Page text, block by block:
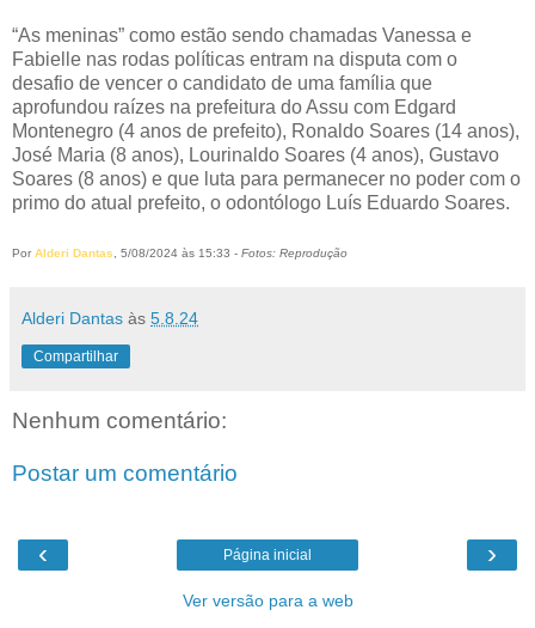
“As meninas” como estão sendo chamadas Vanessa e
Fabielle nas rodas políticas entram na disputa com o
desafio de vencer o candidato de uma família que
aprofundou raízes na prefeitura do Assu com Edgard
Montenegro (4 anos de prefeito), Ronaldo Soares (14 anos),
José Maria (8 anos), Lourinaldo Soares (4 anos), Gustavo
Soares (8 anos) e que luta para permanecer no poder com o
primo do atual prefeito, o odontólogo Luís Eduardo Soares.
Por Alderi Dantas, 5/08/2024 às 15:33 - Fotos: Reprodução
Alderi Dantas às 5.8.24
Compartilhar
Nenhum comentário:
Postar um comentário
‹ ›
Página inicial
Ver versão para a web